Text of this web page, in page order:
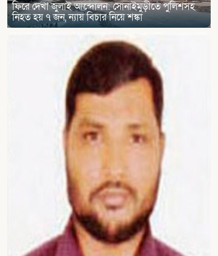
ফিরে দেখা জুলাই আন্দোলন: সোনাইমুড়ীতে পুলিশসহ
নিহত হয় ৭ জন, ন্যায় বিচার নিয়ে শঙ্কা